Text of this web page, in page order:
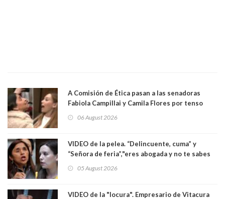
A Comisión de Ética pasan a las senadoras
Fabiola Campillai y Camila Flores por tenso
06 August 2026
VIDEO de la pelea. “Delincuente, cuma” y
“Señora de feria”,"eres abogada y no te sabes
senadoras Camila Flores y Fabiola Campillai en
05 August 2026
VIDEO de la "locura". Empresario de Vitacura